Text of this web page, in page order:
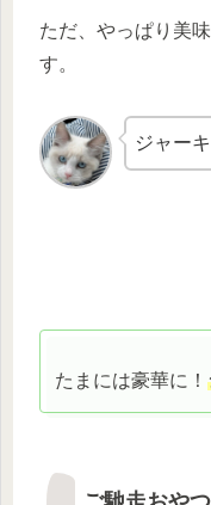
ただ、やっぱり美
す。
ジャー
たまには豪華に！